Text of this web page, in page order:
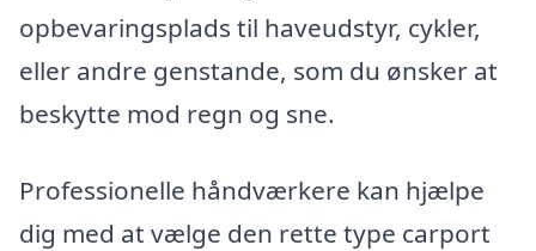
opbevaringsplads til haveudstyr, cykler,
eller andre genstande, som du ønsker at
beskytte mod regn og sne.
Professionelle håndværkere kan hjælpe
dig med at vælge den rette type carport